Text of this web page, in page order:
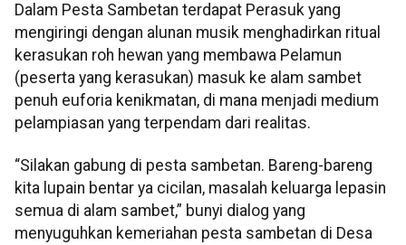
Dalam Pesta Sambetan terdapat Perasuk yang
mengiringi dengan alunan musik menghadirkan ritual
kerasukan roh hewan yang membawa Pelamun
(peserta yang kerasukan) masuk ke alam sambet
penuh euforia kenikmatan, di mana menjadi medium
pelampiasan yang terpendam dari realitas.
“Silakan gabung di pesta sambetan. Bareng-bareng
kita lupain bentar ya cicilan, masalah keluarga lepasin
semua di alam sambet,” bunyi dialog yang
menyuguhkan kemeriahan pesta sambetan di Desa